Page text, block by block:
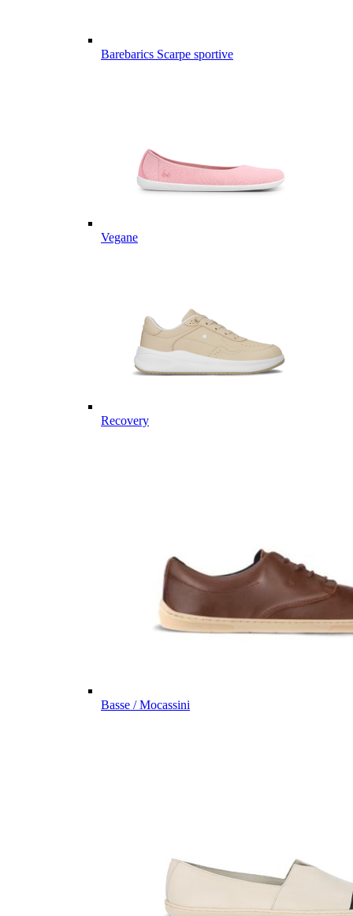
Barebarics Scarpe sportive
Vegane
Recovery
Basse / Mocassini